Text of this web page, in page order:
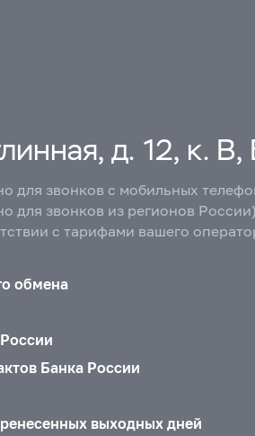
д. 12, к.
для звонков с мобильных
для звонков из регионов России)
с тарифами вашего
обмена
Банка России
выходных дней